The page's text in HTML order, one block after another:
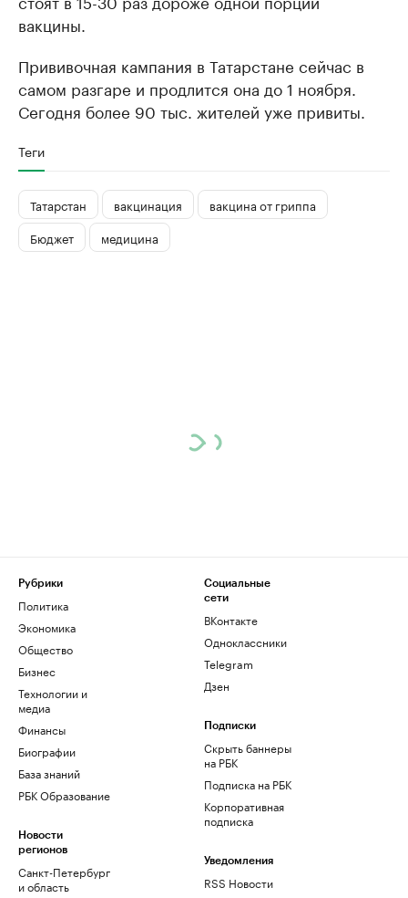
вакцины.
Прививочная кампания в Татарстане сейчас в
самом разгаре и продлится она до 1 ноября.
Сегодня более 90 тыс. жителей уже привиты.
Теги
Татарстан вакцинация
вакцина от гриппа
Бюджет
медицина
Рубрики
Политика
Экономика
Общество
Бизнес
Технологии и
медиа
Финансы
Биографии
База знаний
РБК Образование
Новости
регионов
Санкт-Петербург
и область
Социальные
сети
ВКонтакте
Одноклассники
Telegram
Дзен
Подписки
Скрыть баннеры
на РБК
Подписка на РБК
Корпоративная
подписка
Уведомления
RSS Новости